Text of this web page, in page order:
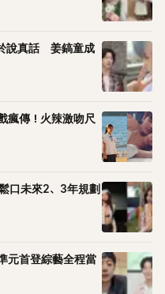
於說真話 姜鎬童成
瘋傳！火辣激吻尺
口未來2、3年規劃
元首登綜藝全程當